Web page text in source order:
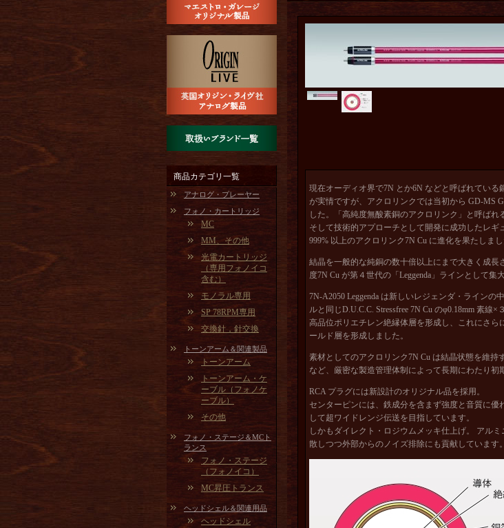
商品カテゴリ一覧
アナログ・プレーヤー
フォノ・カートリッジ
MC
MM、その他
光電カートリッジ
（専用フォノイコ
含む）
モノラル専用
SP 78RPM専用
交換針，針交換
トーンアーム＆関連製品
トーンアーム
トーンアーム・ケ
ーブル（フォノケ
ーブル）
その他
フォノ・ステージ＆MCト
ランス
フォノ・ステージ
（フォノイコ）
MC昇圧トランス
ヘッドシェル＆関連用品
ヘッドシェル
現在オーディオ界で7N とか6N などと呼ばれてい
が実情ですが、アクロリンクでは当初から GD-MS
した。「高純度無酸素銅のアクロリンク」と呼ばれ
そして技術的アプローチとして開発に成功したレギ
999% 以上のアクロリンク7N Cu に進化を果たしまし
結晶を一般的な純銅の数十倍以上にまで大きく成
度7N Cu が第４世代の「Leggenda」ラインとして集大
7N-A2050 Leggenda は新しいレジェンダ・ライン
ルと同じD.U.C.C. Stressfree 7N Cu のφ0.18mm 素
高品位ポリエチレン絶縁体層を形成し、これにさら
ールド層を形成しました。
素材としてのアクロリンク7N Cu は結晶状態を維
など、厳密な製造管理体制によって長期にわたり初
RCA プラグには新設計のオリジナル品を採用。
センターピンには、鉄成分を含まず強度と音質に
して超ワイドレンジ伝送を目指しています。
しかもダイレクト・ロジウムメッキ仕上げ。 アル
散しつつ外部からのノイズ排除にも貢献しています。